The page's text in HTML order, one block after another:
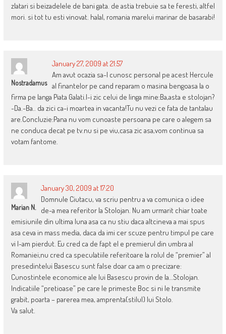
zlatari si beizadelele de bani gata. de astia trebuie sa te feresti, altfel
mori. si tot tu esti vinovat. halal, romania marelui marinar de basarabi!
Nostradamus
January 27, 2009 at 21:57
Am avut ocazia sa-l cunosc personal pe acest Hercule
al finantelor pe cand reparam o masina bengoasa la o
firma pe langa Piata Galati.I-i zic celui de linga mine:Ba,asta e stolojan?
-Da.-Ba.. da zici ca-i moartea in vacanta!Tu nu vezi ce fata de tantalau
are.Concluzie:Pana nu vom cunoaste persoana pe care o alegem sa
ne conduca decat pe tv.nu si pe viu,casa zic asa,vom continua sa
votam fantome.
Marian N.
January 30, 2009 at 17:20
Domnule Ciutacu, va scriu pentru a va comunica o idee
de-a mea referitor la Stolojan. Nu am urmarit chiar toate
emisiunile din ultima luna asa ca nu stiu daca altcineva a mai spus
asa ceva in mass media, daca da imi cer scuze pentru timpul pe care
vi l-am pierdut. Eu cred ca de fapt el e premierul din umbra al
Romaniei;nu cred ca speculatiile referitoare la rolul de “premier” al
presedintelui Basescu sunt false doar ca am o precizare:
Cunostintele economice ale lui Basescu provin de la…Stolojan.
Indicatiile “pretioase” pe care le primeste Boc si ni le transmite
grabit, poarta – parerea mea, amprenta(stilul) lui Stolo.
Va salut.